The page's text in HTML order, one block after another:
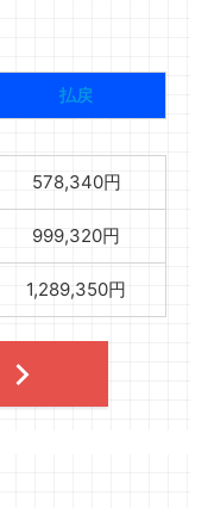
払戻
578,340円
999,320円
1,289,350円